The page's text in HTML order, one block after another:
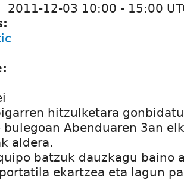
2011-12-03 10:00 - 15:00
hitzulketara
bulegoan Abenduaren 3an
aldera.
batzuk dauzkagu baino
ekartzea eta lagun